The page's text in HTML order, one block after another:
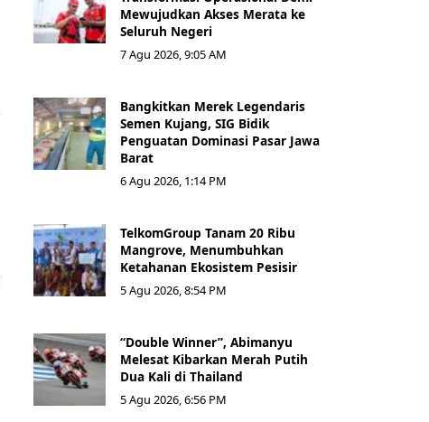
Mewujudkan Akses Merata ke
Seluruh Negeri
7 Agu 2026, 9:05 AM
Bangkitkan Merek Legendaris
Semen Kujang, SIG Bidik
Penguatan Dominasi Pasar Jawa
Barat
6 Agu 2026, 1:14 PM
TelkomGroup Tanam 20 Ribu
Mangrove, Menumbuhkan
Ketahanan Ekosistem Pesisir
5 Agu 2026, 8:54 PM
“Double Winner”, Abimanyu
Melesat Kibarkan Merah Putih
Dua Kali di Thailand
5 Agu 2026, 6:56 PM